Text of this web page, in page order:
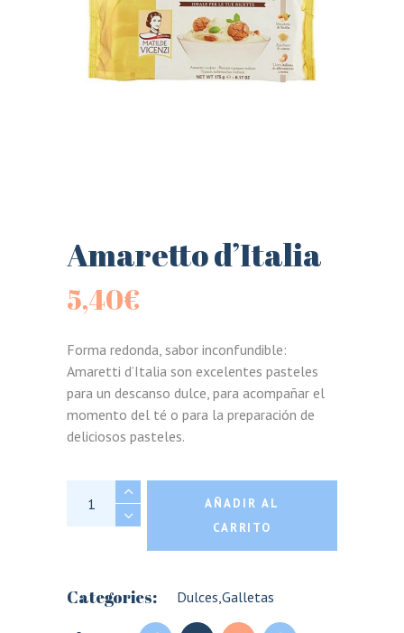
Amaretto d’Italia
5,40€
Forma redonda, sabor inconfundible:
Amaretti d’Italia son excelentes pasteles
para un descanso dulce, para acompañar el
momento del té o para la preparación de
deliciosos pasteles.
Amaretto d'Italia quantity
AÑADIR AL
CARRITO
Categories: Dulces,Galletas